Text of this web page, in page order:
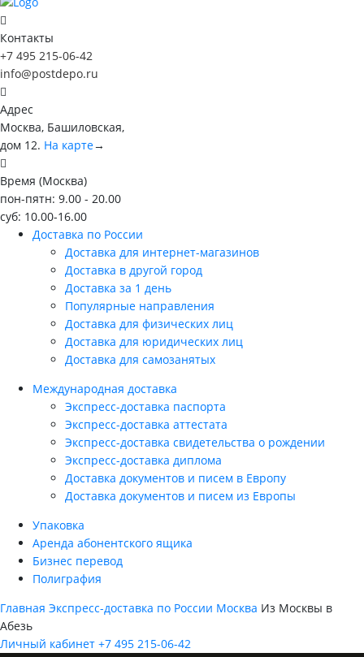
Контакты
+7 495 215-06-42
info@postdepo.ru
Адрес
Москва, Башиловская,
дом 12. На карте→
Время (Москва)
пон-пятн: 9.00 - 20.00
суб: 10.00-16.00
Доставка по России
Доставка для интернет-магазинов
Доставка в другой город
Доставка за 1 день
Популярные направления
Доставка для физических лиц
Доставка для юридических лиц
Доставка для самозанятых
Международная доставка
Экспресс-доставка паспорта
Экспресс-доставка аттестата
Экспресс-доставка свидетельства о рождении
Экспресс-доставка диплома
Доставка документов и писем в Европу
Доставка документов и писем из Европы
Упаковка
Аренда абонентского ящика
Бизнес перевод
Полиграфия
Главная Экспресс-доставка по России Москва Из Москвы в
Абезь
Личный кабинет +7 495 215-06-42